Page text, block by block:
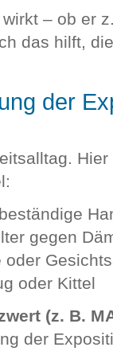
– ob er
das hilft,
der
gegen
oder Kittel
(z. B.
der